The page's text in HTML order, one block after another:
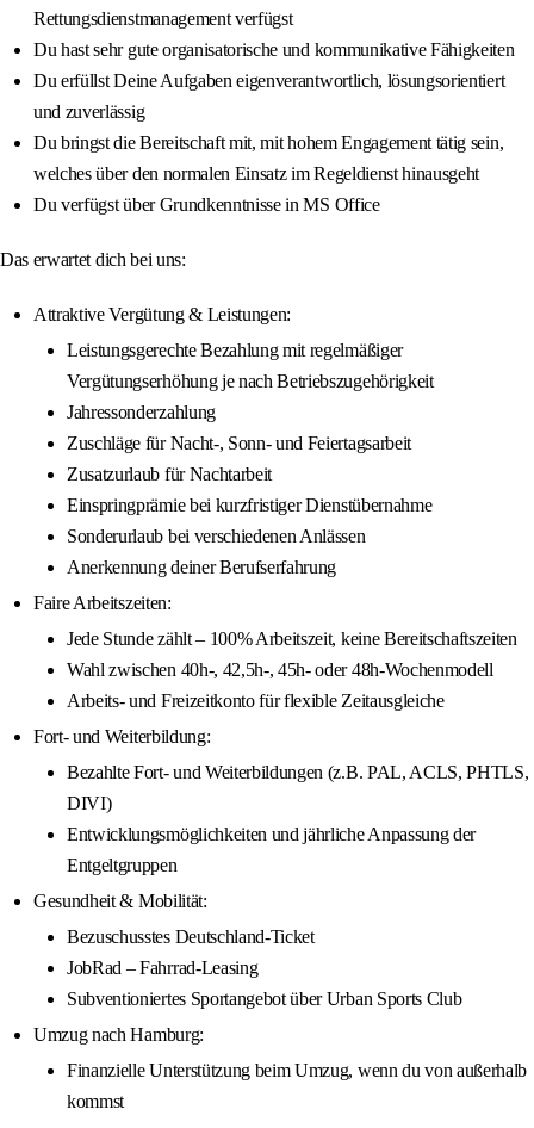
Rettungsdienstmanagement verfügst
Du hast sehr gute organisatorische und kommunikative Fähigkeiten
Du erfüllst Deine Aufgaben eigenverantwortlich, lösungsorientiert
und zuverlässig
Du bringst die Bereitschaft mit, mit hohem Engagement tätig sein,
welches über den normalen Einsatz im Regeldienst hinausgeht
Du verfügst über Grundkenntnisse in MS Office
Das erwartet dich bei uns:
Attraktive Vergütung & Leistungen:
Leistungsgerechte Bezahlung mit regelmäßiger
Vergütungserhöhung je nach Betriebszugehörigkeit
Jahressonderzahlung
Zuschläge für Nacht-, Sonn- und Feiertagsarbeit
Zusatzurlaub für Nachtarbeit
Einspringprämie bei kurzfristiger Dienstübernahme
Sonderurlaub bei verschiedenen Anlässen
Anerkennung deiner Berufserfahrung
Faire Arbeitszeiten:
Jede Stunde zählt – 100% Arbeitszeit, keine Bereitschaftszeiten
Wahl zwischen 40h-, 42,5h-, 45h- oder 48h-Wochenmodell
Arbeits- und Freizeitkonto für flexible Zeitausgleiche
Fort- und Weiterbildung:
Bezahlte Fort- und Weiterbildungen (z.B. PAL, ACLS, PHTLS,
DIVI)
Entwicklungsmöglichkeiten und jährliche Anpassung der
Entgeltgruppen
Gesundheit & Mobilität:
Bezuschusstes Deutschland-Ticket
JobRad – Fahrrad-Leasing
Subventioniertes Sportangebot über Urban Sports Club
Umzug nach Hamburg:
Finanzielle Unterstützung beim Umzug, wenn du von außerhalb
kommst